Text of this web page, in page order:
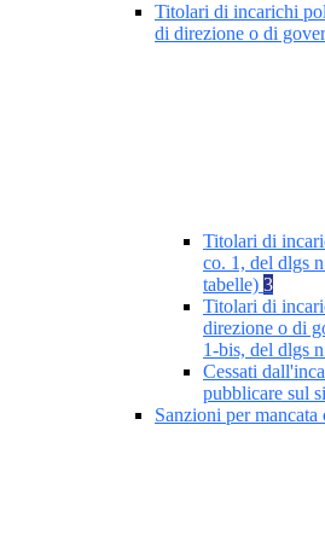
Titolari di incarichi
di direzione o di
Titolari di
co. 1, del dlgs
tabelle) 3
Titolari di
direzione o di
1-bis, del dlgs
Cessati
pubblicare sul
Sanzioni per